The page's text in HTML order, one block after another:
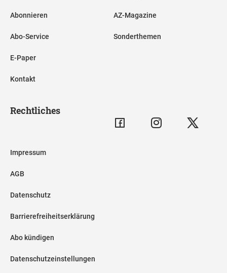
Abonnieren
Abo-Service
E-Paper
Kontakt
AZ-Magazine
Sonderthemen
Rechtliches
Impressum
AGB
Datenschutz
Barrierefreiheitserklärung
Abo kündigen
Datenschutzeinstellungen